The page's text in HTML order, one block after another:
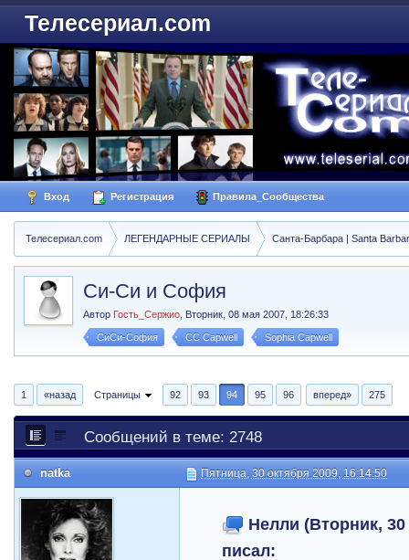
Телесериал.com
Вход Регистрация Правила_Сообщества
Телесериал.com ЛЕГЕНДАРНЫЕ СЕРИАЛЫ Санта-Барбара | Santa
Си-Си и София
Автор Гость_Сержио Вторник, 08 мая 2007, 18:26:33
СиСи-София CC Capwell Sophia Capwell
1 «назад Страницы 92 93 94 95 96 вперед» 275
Сообщений в теме: 2748
natka Пятница, 30 октября 2009, 16:14:50
Нелли (Вторник,
писал: